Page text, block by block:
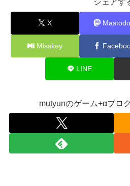
【にじさんじ】ひゃくまんてん
「安心と引き換えに」
【VTuber】ばあちゃる、引退
で詳細を説明「ずっと続けられ
【8/9(日)15:00】
可愛すぎるおむすび屋さん（28
【速報】ワンピースの「世界に
の謎が解けるWWW
ホリエモン「面接でさ、納豆パ
ために入っていの？って聞くわけ
X
Misskey
LINE
mutyunのゲーム+αブロ